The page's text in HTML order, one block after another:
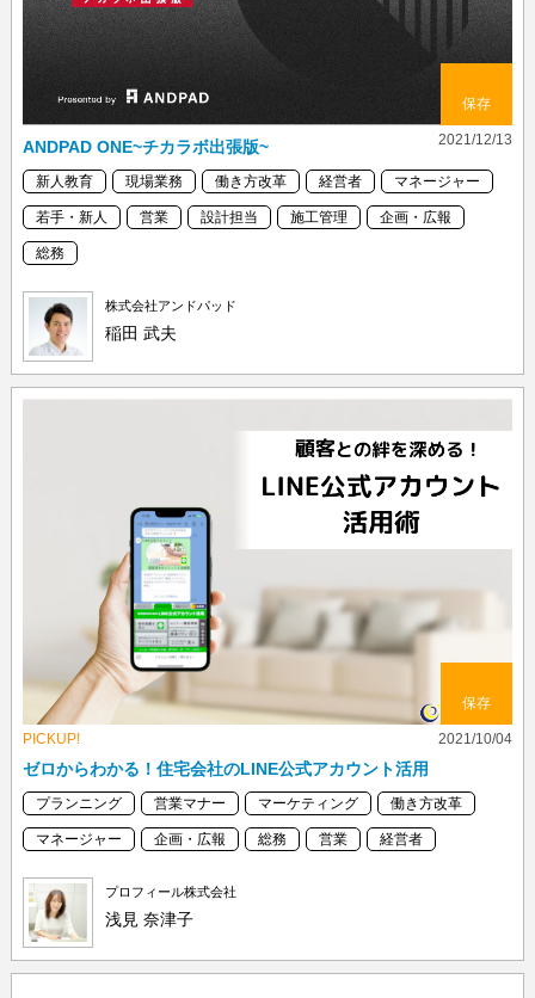
保存
2021/12/13
ANDPAD ONE~チカラボ出張版~
新人教育 現場業務 働き方改革 経営者 マネージャー
若手・新人 営業 設計担当 施工管理 企画・広報
総務
株式会社アンドパッド
稲田 武夫
保存
PICKUP! 2021/10/04
ゼロからわかる！住宅会社のLINE公式アカウント活用
プランニング 営業マナー マーケティング 働き方改革
マネージャー 企画・広報 総務 営業 経営者
プロフィール株式会社
浅見 奈津子